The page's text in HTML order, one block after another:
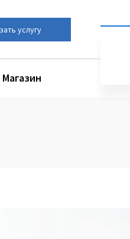
услугу
Магазин